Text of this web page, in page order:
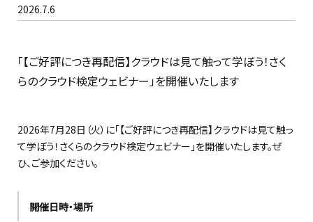
2026.7.6
「【ご好評につき再配信】クラウドは見て触って学ぼう！さく
らのクラウド検定ウェビナー」を開催いたします
2026年7月28日（火）に「【ご好評につき再配信】クラウドは見て触っ
て学ぼう！さくらのクラウド検定ウェビナー」を開催いたします。ぜ
ひ、ご参加ください。
開催日時・場所